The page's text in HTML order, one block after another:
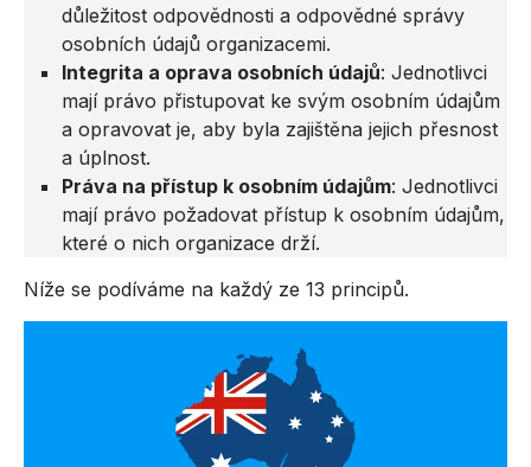
důležitost odpovědnosti a odpovědné správy
osobních údajů organizacemi.
Integrita a oprava osobních údajů: Jednotlivci
mají právo přistupovat ke svým osobním údajům
a opravovat je, aby byla zajištěna jejich přesnost
a úplnost.
Práva na přístup k osobním údajům: Jednotlivci
mají právo požadovat přístup k osobním údajům,
které o nich organizace drží.
Níže se podíváme na každý ze 13 principů.